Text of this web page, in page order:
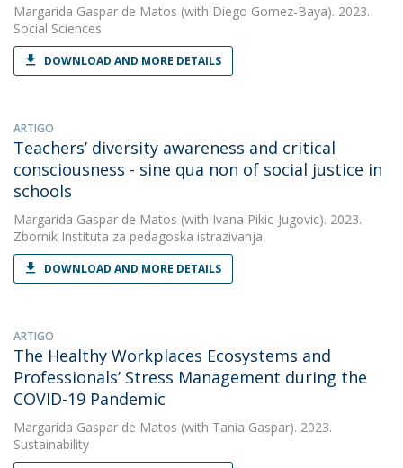
Margarida Gaspar de Matos (with Diego Gomez-Baya). 2023.
Social Sciences
DOWNLOAD AND MORE DETAILS
ARTIGO
Teachers’ diversity awareness and critical
consciousness - sine qua non of social justice in
schools
Margarida Gaspar de Matos (with Ivana Pikic-Jugovic). 2023.
Zbornik Instituta za pedagoska istrazivanja
DOWNLOAD AND MORE DETAILS
ARTIGO
The Healthy Workplaces Ecosystems and
Professionals’ Stress Management during the
COVID-19 Pandemic
Margarida Gaspar de Matos (with Tania Gaspar). 2023.
Sustainability